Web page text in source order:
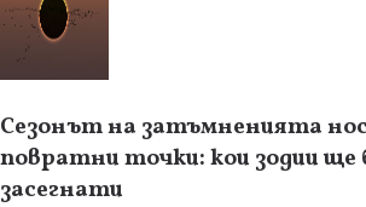
Сезонът на затъмненията
повратни точки: кои зодии
засегнати